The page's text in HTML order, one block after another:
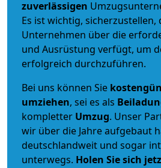
zuverlässigen
Es ist wichtig, sicherzustellen,
Unternehmen über die
und Ausrüstung verfügt, um
erfolgreich durchzuführen.
Bei uns können Sie
umziehen, sei es als
kompletter Umzug. Unser
wir über die Jahre aufgebaut
deutschlandweit und sogar
unterwegs. Holen Sie sich